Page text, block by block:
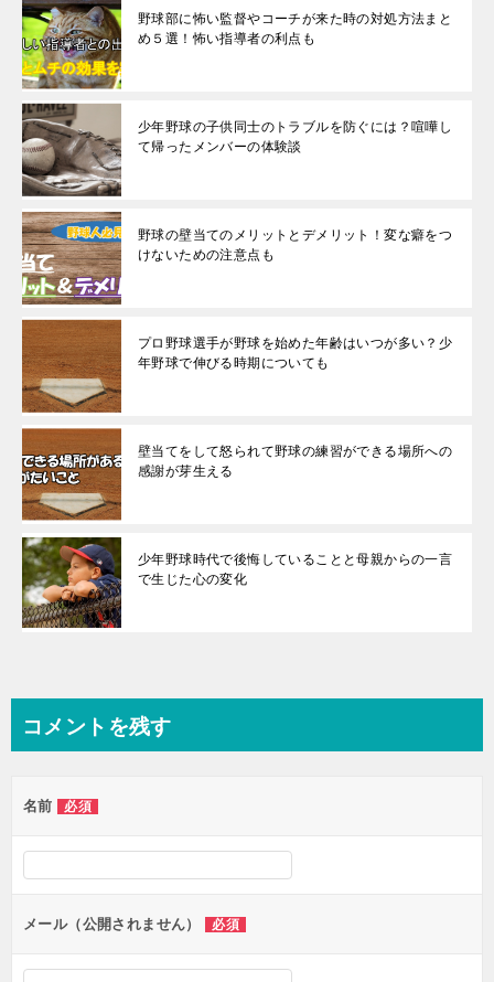
野球部に怖い監督やコーチが来た時の対処方法まと
め５選！怖い指導者の利点も
少年野球の子供同士のトラブルを防ぐには？喧嘩し
て帰ったメンバーの体験談
野球の壁当てのメリットとデメリット！変な癖をつ
けないための注意点も
プロ野球選手が野球を始めた年齢はいつが多い？少
年野球で伸びる時期についても
壁当てをして怒られて野球の練習ができる場所への
感謝が芽生える
少年野球時代で後悔していることと母親からの一言
で生じた心の変化
コメントを残す
名前 必須
メール（公開されません） 必須